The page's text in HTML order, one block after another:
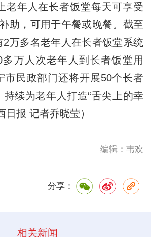
老年人在长者饭堂每天可享受
助，可用于午餐或晚餐。截至
2万多名老年人在长者饭堂系统
万人次老年人到长者饭堂用
市民政部门还将开展50个长者
持续为老年人打造“舌尖上的幸
日报 记者乔晓莹）
编辑：韦欢
分享：
相关新闻